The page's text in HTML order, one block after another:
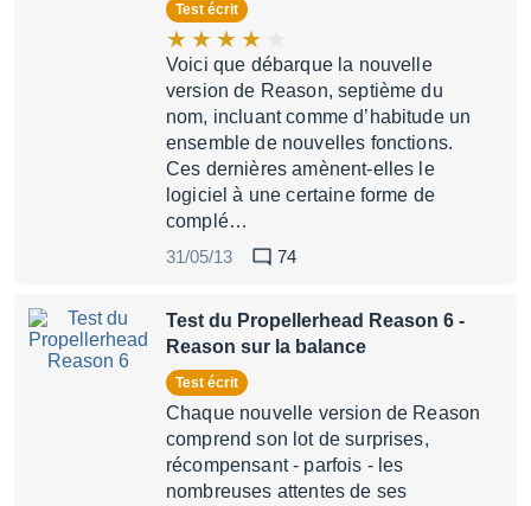
Test écrit
Voici que débarque la nouvelle
version de Reason, septième du
nom, incluant comme d’habitude un
ensemble de nouvelles fonctions.
Ces dernières amènent-elles le
logiciel à une certaine forme de
complé…
31/05/13
74
Test du Propellerhead Reason 6 -
Reason sur la balance
Test écrit
Chaque nouvelle version de Reason
comprend son lot de surprises,
récompensant - parfois - les
nombreuses attentes de ses